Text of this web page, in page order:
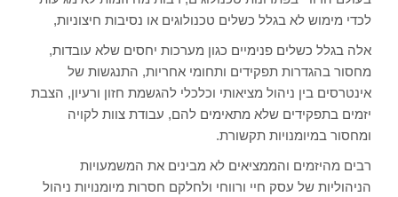
לכדי מימוש לא בגלל כשלים טכנולוגים או נסיבות חיצוניות,
אלה בגלל כשלים פנימיים כגון מערכות יחסים שלא עובדות,
מחסור בהגדרות תפקידים ותחומי אחריות, התנגשות של
אינטרסים בין ניהול מציאותי וכלכלי להגשמת חזון ורעיון, הצבת
יזמים בתפקידים שלא מתאימים להם, עבודת צוות לקויה
ומחסור במיומנויות תקשורת.
רבים מהיזמים והממציאים לא מבינים את המשמעויות
הניהוליות של עסק חיי ורווחי ולחלקם חסרות מיומנויות ניהול